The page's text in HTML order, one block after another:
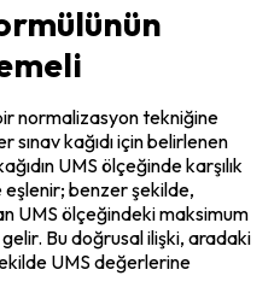
normalizasyon tekniğine
sınav kağıdı için belirlenen
UMS ölçeğinde karşılık
benzer şekilde,
UMS ölçeğindeki maksimum
Bu doğrusal ilişki, aradaki
UMS değerlerine